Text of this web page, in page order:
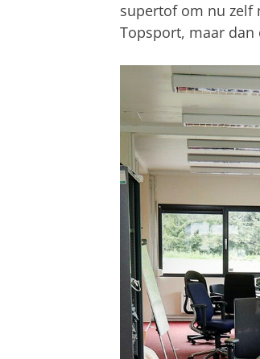
supertof om nu zelf
Topsport, maar dan